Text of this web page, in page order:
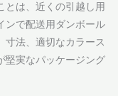
とは、近くの引越し用
ンで配送用ダンボール
寸法、適切なカラース
堅実なパッケージング